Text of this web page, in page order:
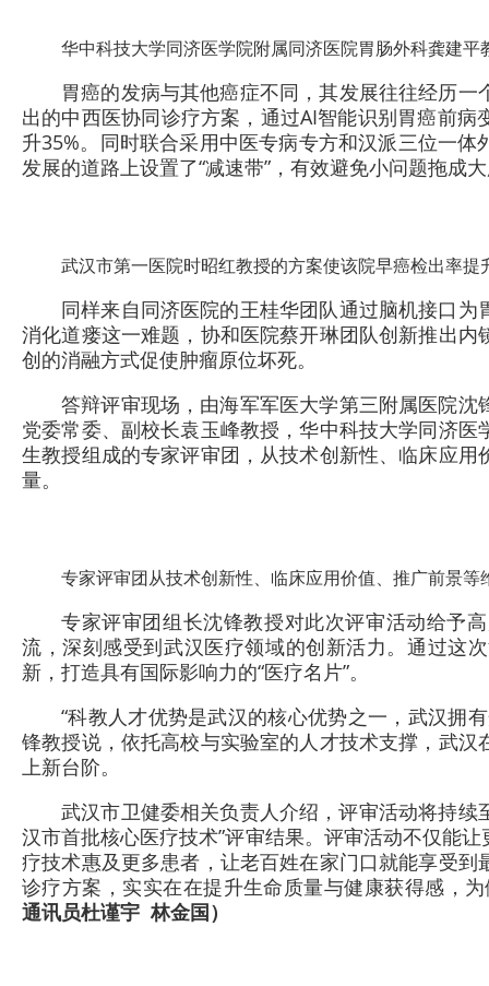
华中科技大学同济医学院附属同济医院胃肠外科龚建平
胃癌的发病与其他癌症不同，其发展往往经历
出的中西医协同诊疗方案，通过AI智能识别胃癌前
升35%。同时联合采用中医专病专方和汉派三位一
发展的道路上设置了“减速带”，有效避免小问题拖成
武汉市第一医院时昭红教授的方案使该院早癌检出率提
同样来自同济医院的王桂华团队通过脑机接口
消化道瘘这一难题，协和医院蔡开琳团队创新推出
创的消融方式促使肿瘤原位坏死。
答辩评审现场，由海军军医大学第三附属医院
党委常委、副校长袁玉峰教授，华中科技大学同济
生教授组成的专家评审团，从技术创新性、临床应
量。
专家评审团从技术创新性、临床应用价值、推广前景
专家评审团组长沈锋教授对此次评审活动给予
流，深刻感受到武汉医疗领域的创新活力。通过这
新，打造具有国际影响力的“医疗名片”。
“科教人才优势是武汉的核心优势之一，武汉拥
锋教授说，依托高校与实验室的人才技术支撑，武
上新台阶。
武汉市卫健委相关负责人介绍，评审活动将持
汉市首批核心医疗技术”评审结果。评审活动不仅能
疗技术惠及更多患者，让老百姓在家门口就能享受
诊疗方案，实实在在提升生命质量与健康获得感，
通讯员杜谨宇 林金国）